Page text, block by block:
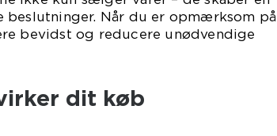
Når du er opmærksom på
bevidst og reducere unødvendige
dit køb